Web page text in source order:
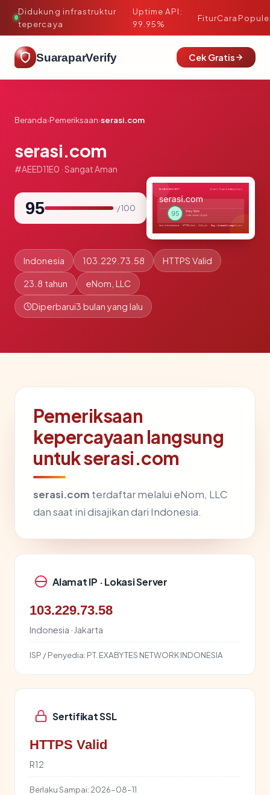
Didukung infrastruktur
tepercaya
·
Uptime API:
99.95%
FiturCara
SuaraparVerify Cek Gratis
Beranda›Pemeriksaan›serasi.com
serasi.com
#AEED11E0 · Sangat Aman
95 / 100
Indonesia 103.229.73.58 HTTPS Valid
23.8 tahun eNom, LLC
Diperbarui3 bulan yang lalu
Pemeriksaan
kepercayaan langsung
untuk serasi.com
serasi.com terdaftar melalui eNom, LLC
dan saat ini disajikan dari Indonesia.
Alamat IP · Lokasi Server
103.229.73.58
Indonesia · Jakarta
ISP / Penyedia: PT. EXABYTES NETWORK INDONESIA
Sertifikat SSL
HTTPS Valid
R12
Berlaku Sampai: 2026-08-11